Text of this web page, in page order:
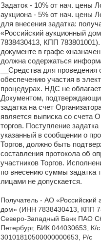
Задаток - 10% от нач. цены
аукциона - 5% от нач. цены
для внесения задатка:
«Российский аукционный
7838430413, КПП
документе в графе
должна содержаться
__Средства для проведения
обеспечению участия в
процедурах. НДС не
Документом,
задатка на счет
является выписка со счета
торгов. Поступление задатка
указанный в сообщении о
Торгов, должно быть
составления протокола об
участников Торгов.
по внесению суммы задатка
лицами не допускается.
Получатель - АО «Российский
дом» (ИНН 7838430413, КПП
Северо-Западный Банк ПАО
Петербург, БИК 044030653, К/с
30101810500000000653, Р/с